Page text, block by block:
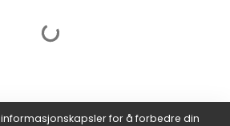
for å forbedre din